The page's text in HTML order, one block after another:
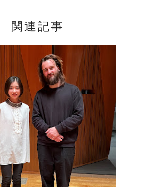
関連記事